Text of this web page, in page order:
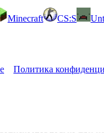
Minecraft CS:S
Политика